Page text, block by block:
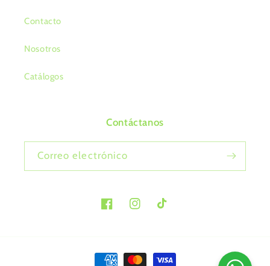
Contacto
Nosotros
Catálogos
Contáctanos
Correo electrónico
FacebookInstagramTikTok
Formas